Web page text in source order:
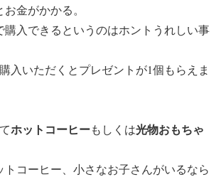
金がかかる。
購入できるというのはホントうれしい事
入いただくとプレゼントが1個もらえま
ホットコーヒーもしくは光物おもちゃ
トコーヒー、小さなお子さんがいるなら